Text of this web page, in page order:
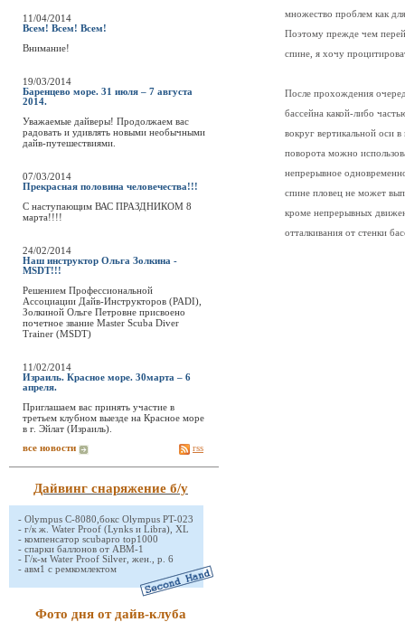
11/04/2014
Всем! Всем! Всем!
Внимание!
19/03/2014
Баренцево море. 31 июля – 7 августа
2014.
Уважаемые дайверы! Продолжаем вас
радовать и удивлять новыми необычными
дайв-путешествиями.
07/03/2014
Прекрасная половина человечества!!!
C наступающим ВАС ПРАЗДНИКОМ 8
марта!!!!
24/02/2014
Наш инструктор Ольга Золкина -
MSDT!!!
Решением Профессиональной
Ассоциации Дайв-Инструкторов (PADI),
Золкиной Ольге Петровне присвоено
почетное звание Master Scuba Diver
Trainer (MSDT)
11/02/2014
Израиль. Красное море. 30марта – 6
апреля.
Приглашаем вас принять участие в
третьем клубном выезде на Красное море
в г. Эйлат (Израиль).
все новости rss
Дайвинг снаряжение б/у
- Olympus C-8080,бокс Olympus PT-023
- г/к ж. Water Proof (Lynks и Libra), XL
- компенсатор scubapro top1000
- спарки баллонов от АВМ-1
- Г/к-м Water Proof Silver, жен., р. 6
- авм1 с ремкомлектом
Фото дня от дайв-клуба
множество проблем как
Поэтому прежде чем
спине, я хочу
После прохождения
бассейна какой-либо
вокруг вертикальной оси
поворота можно
непрерывное
спине пловец не может
кроме непрерывных
отталкивания от стенки